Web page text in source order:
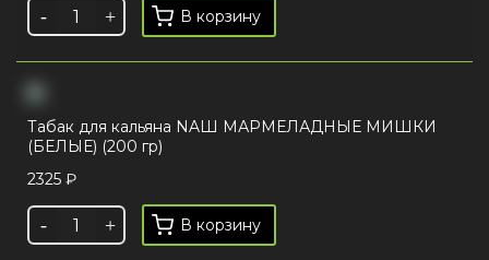
В корзину
Табак для кальяна NAШ МАРМЕЛАДНЫЕ МИШКИ
(БЕЛЫЕ) (200 гр)
2325 ₽
В корзину